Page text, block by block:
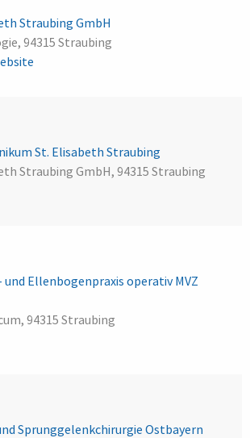
Straubing GmbH
94315 Straubing
St. Elisabeth Straubing
Straubing GmbH, 94315 Straubing
Ellenbogenpraxis operativ MVZ
94315 Straubing
Sprunggelenkchirurgie Ostbayern